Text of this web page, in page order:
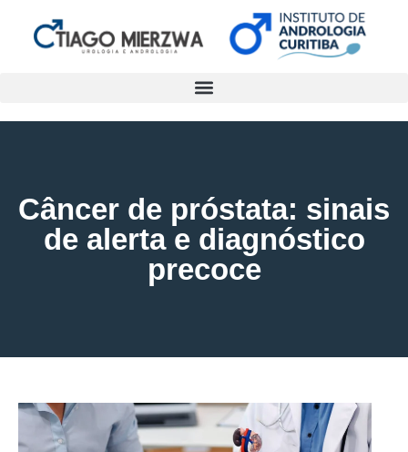
Câncer de próstata: sinais
de alerta e diagnóstico
precoce